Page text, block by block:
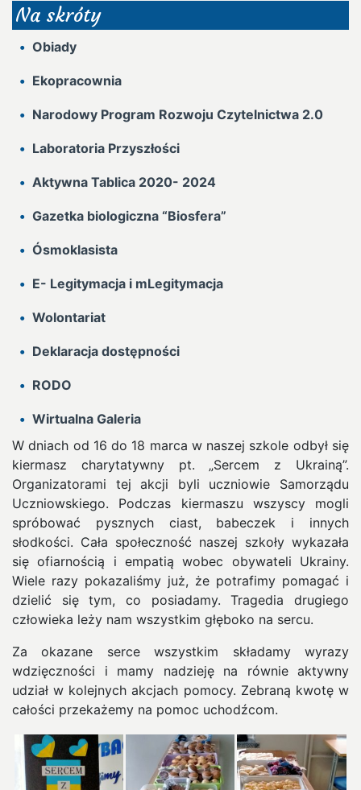
Na skróty
Obiady
Ekopracownia
Narodowy Program Rozwoju Czytelnictwa 2.0
Laboratoria Przyszłości
Aktywna Tablica 2020- 2024
Gazetka biologiczna “Biosfera”
Ósmoklasista
E- Legitymacja i mLegitymacja
Wolontariat
Deklaracja dostępności
RODO
Wirtualna Galeria
W dniach od 16 do 18 marca w naszej szkole odbył się
kiermasz charytatywny pt. „Sercem z Ukrainą”.
Organizatorami tej akcji byli uczniowie Samorządu
Uczniowskiego. Podczas kiermaszu wszyscy mogli
spróbować pysznych ciast, babeczek i innych
słodkości. Cała społeczność naszej szkoły wykazała
się ofiarnością i empatią wobec obywateli Ukrainy.
Wiele razy pokazaliśmy już, że potrafimy pomagać i
dzielić się tym, co posiadamy. Tragedia drugiego
człowieka leży nam wszystkim głęboko na sercu.
Za okazane serce wszystkim składamy wyrazy
wdzięczności i mamy nadzieję na równie aktywny
udział w kolejnych akcjach pomocy. Zebraną kwotę w
całości przekażemy na pomoc uchodźcom.